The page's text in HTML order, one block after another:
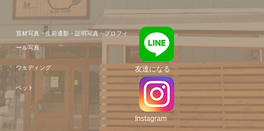
宣材写真・生前遺影・証明写真・プロフィ
ール写真
ウェディング
ペット
友達になる
Instagram